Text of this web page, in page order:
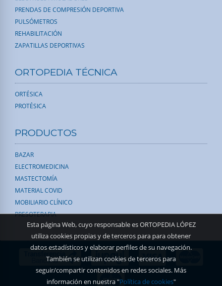
Esta página Web, cuyo responsable es ORTOPEDIA LÓPEZ
utiliza cookies propias y de terceros para para obtener
datos estadísticos y elaborar perfiles de su navegación.
También se utilizan cookies de terceros para
seguir/compartir contenidos en redes sociales. Más
información en nuestra "Política de cookies"
PRENDAS DE COMPRESIÓN DEPORTIVA
PULSÓMETROS
REHABILITACIÓN
ZAPATILLAS DEPORTIVAS
ORTOPEDIA TÉCNICA
ORTÉSICA
PROTÉSICA
PRODUCTOS
BAZAR
ELECTROMEDICINA
MASTECTOMÍA
MATERIAL COVID
MOBILIARIO CLÍNICO
PRESOTERAPIA